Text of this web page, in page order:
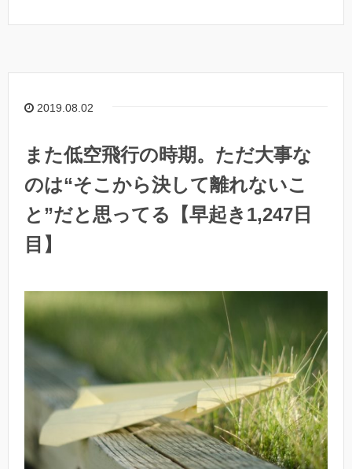
2019.08.02
また低空飛行の時期。ただ大事な
のは“そこから決して離れないこ
と”だと思ってる【早起き1,247日
目】